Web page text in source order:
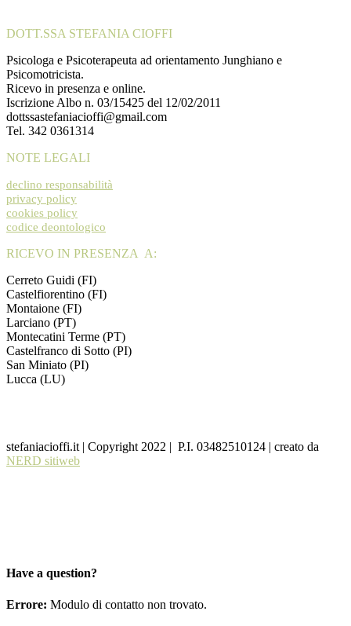
DOTT.SSA STEFANIA CIOFFI
Psicologa e Psicoterapeuta ad orientamento Junghiano e
Psicomotricista.
Ricevo in presenza e online.
Iscrizione Albo n. 03/15425 del 12/02/2011
dottssastefaniacioffi@gmail.com
Tel. 342 0361314
NOTE LEGALI
declino responsabilità
privacy policy
cookies policy
codice deontologico
RICEVO IN PRESENZA A:
Cerreto Guidi (FI)
Castelfiorentino (FI)
Montaione (FI)
Larciano (PT)
Montecatini Terme (PT)
Castelfranco di Sotto (PI)
San Miniato (PI)
Lucca (LU)
stefaniacioffi.it | Copyright 2022 | P.I. 03482510124 | creato da
NERD sitiweb
Have a question?
Errore: Modulo di contatto non trovato.